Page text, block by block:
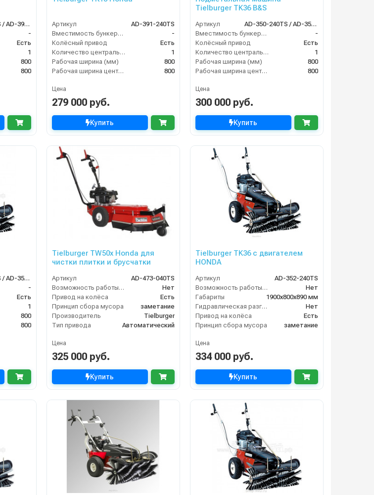
AD-390-240TS / AD-390-040TS
-
Есть
1
800
800
Артикул
AD-391-240TS
Вместимость бункера (л)
-
Колёсный привод
Есть
Количество центральных мусоросборных валиков (шт)
1
Рабочая ширина (мм)
800
Рабочая ширина центральной щётки (мм)
800
Цена
279 000 руб.
Купить
Tielburger TK36 B&S
Артикул
AD-350-240TS / AD-350-040TS
Вместимость бункера (л)
-
Колёсный привод
Есть
Количество центральных мусоросборных валиков (шт)
1
Рабочая ширина (мм)
800
Рабочая ширина центральной щётки (мм)
800
Цена
300 000 руб.
Купить
AD-352-240TS / AD-352-040TS
-
Есть
1
800
800
Tielburger TW50x Honda для
чистки плитки и брусчатки
Артикул
AD-473-040TS
Возможность работы внутри помещения
Нет
Привод на колёса
Есть
Принцип сбора мусора
заметание
Производитель
Tielburger
Тип привода
Автоматический
Цена
325 000 руб.
Купить
Tielburger TK36 с двигателем
HONDA
Артикул
AD-352-240TS
Возможность работы внутри помещения
Нет
Габариты
1900х800х890 мм
Гидравлическая разгрузка
Нет
Привод на колёса
Есть
Принцип сбора мусора
заметание
Цена
334 000 руб.
Купить